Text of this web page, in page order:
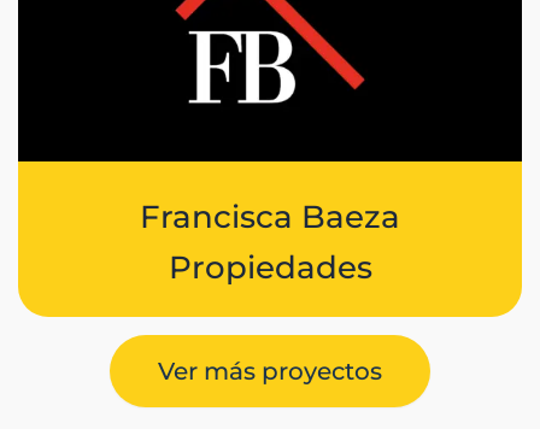
Francisca Baeza
Propiedades
Ver más proyectos